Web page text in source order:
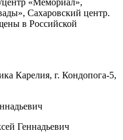
Сахаровский центр.
в Российской
Карелия, г. Кондопога-5,
Геннадьевич